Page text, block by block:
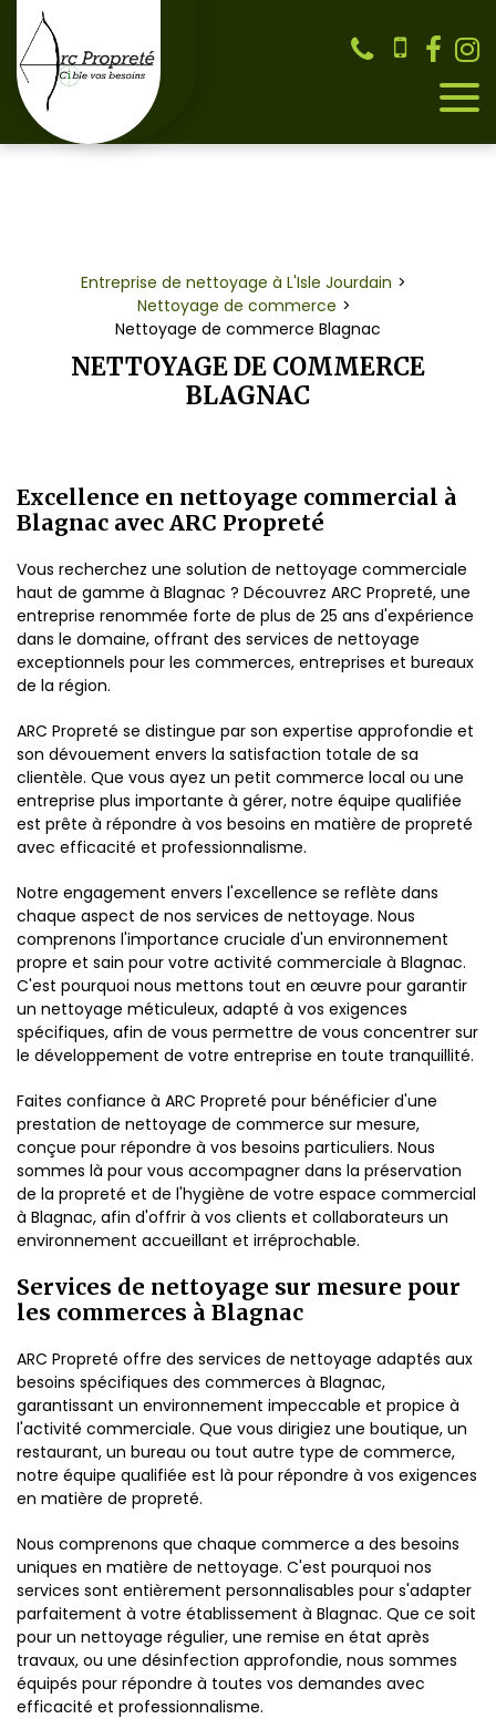
Entreprise de nettoyage à L'Isle Jourdain
Nettoyage de commerce
Nettoyage de commerce Blagnac
NETTOYAGE DE COMMERCE
BLAGNAC
Excellence en nettoyage commercial à
Blagnac avec ARC Propreté
Vous recherchez une solution de nettoyage commerciale
haut de gamme à Blagnac ? Découvrez ARC Propreté, une
entreprise renommée forte de plus de 25 ans d'expérience
dans le domaine, offrant des services de nettoyage
exceptionnels pour les commerces, entreprises et bureaux
de la région.
ARC Propreté se distingue par son expertise approfondie et
son dévouement envers la satisfaction totale de sa
clientèle. Que vous ayez un petit commerce local ou une
entreprise plus importante à gérer, notre équipe qualifiée
est prête à répondre à vos besoins en matière de propreté
avec efficacité et professionnalisme.
Notre engagement envers l'excellence se reflète dans
chaque aspect de nos services de nettoyage. Nous
comprenons l'importance cruciale d'un environnement
propre et sain pour votre activité commerciale à Blagnac.
C'est pourquoi nous mettons tout en œuvre pour garantir
un nettoyage méticuleux, adapté à vos exigences
spécifiques, afin de vous permettre de vous concentrer sur
le développement de votre entreprise en toute tranquillité.
Faites confiance à ARC Propreté pour bénéficier d'une
prestation de nettoyage de commerce sur mesure,
conçue pour répondre à vos besoins particuliers. Nous
sommes là pour vous accompagner dans la préservation
de la propreté et de l'hygiène de votre espace commercial
à Blagnac, afin d'offrir à vos clients et collaborateurs un
environnement accueillant et irréprochable.
Services de nettoyage sur mesure pour
les commerces à Blagnac
ARC Propreté offre des services de nettoyage adaptés aux
besoins spécifiques des commerces à Blagnac,
garantissant un environnement impeccable et propice à
l'activité commerciale. Que vous dirigiez une boutique, un
restaurant, un bureau ou tout autre type de commerce,
notre équipe qualifiée est là pour répondre à vos exigences
en matière de propreté.
Nous comprenons que chaque commerce a des besoins
uniques en matière de nettoyage. C'est pourquoi nos
services sont entièrement personnalisables pour s'adapter
parfaitement à votre établissement à Blagnac. Que ce soit
pour un nettoyage régulier, une remise en état après
travaux, ou une désinfection approfondie, nous sommes
équipés pour répondre à toutes vos demandes avec
efficacité et professionnalisme.
Panneau de gestion des cookies